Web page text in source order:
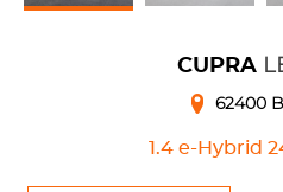
CUPRA
1.4 e-Hybrid
62400